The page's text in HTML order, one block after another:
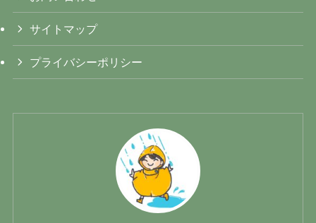
サイトマップ
プライバシーポリシー